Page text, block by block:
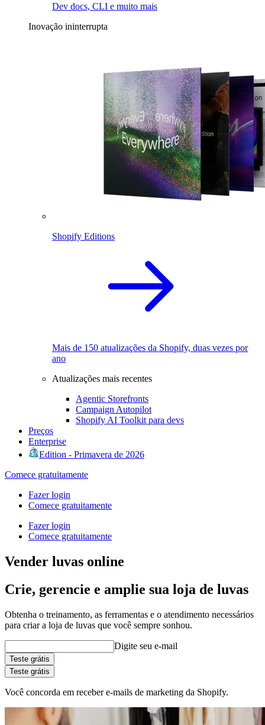
Dev docs, CLI e muito mais
Inovação ininterrupta
Shopify Editions
Mais de 150 atualizações da Shopify, duas vezes por
ano
Atualizações mais recentes
Agentic Storefronts
Campaign Autopilot
Shopify AI Toolkit para devs
Preços
Enterprise
Edition - Primavera de 2026
Comece gratuitamente
Fazer login
Comece gratuitamente
Fazer login
Comece gratuitamente
Vender luvas online
Crie, gerencie e amplie sua loja de luvas
Obtenha o treinamento, as ferramentas e o atendimento necessários
para criar a loja de luvas que você sempre sonhou.
Digite seu e-mail
Teste grátis
Teste grátis
Você concorda em receber e-mails de marketing da Shopify.